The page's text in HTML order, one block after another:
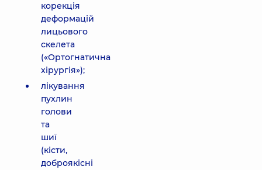
корекція
деформацій
лицьового
скелета
(«Ортогнатична
хірургія»);
лікування
пухлин
голови
та
шиї
(кісти,
доброякісні